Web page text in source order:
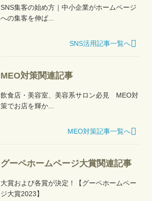
SNS集客の始め方｜中小企業がホームページ
への集客を伸ば...
SNS活用記事一覧へ
MEO対策関連記事
飲食店・美容室、美容系サロン必見 MEO対
策でお店を輝か...
MEO対策記事一覧へ
グーペホームページ大賞関連記事
大賞および各賞が決定！【グーペホームペー
ジ大賞2023】